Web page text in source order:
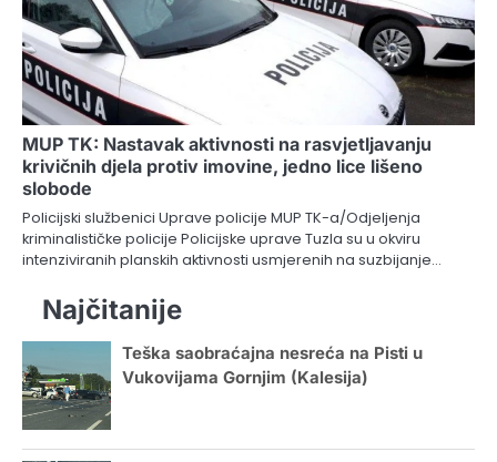
MUP TK: Nastavak aktivnosti na rasvjetljavanju
krivičnih djela protiv imovine, jedno lice lišeno
slobode
Policijski službenici Uprave policije MUP TK-a/Odjeljenja
kriminalističke policije Policijske uprave Tuzla su u okviru
intenziviranih planskih aktivnosti usmjerenih na suzbijanje…
Najčitanije
Teška saobraćajna nesreća na Pisti u
Vukovijama Gornjim (Kalesija)